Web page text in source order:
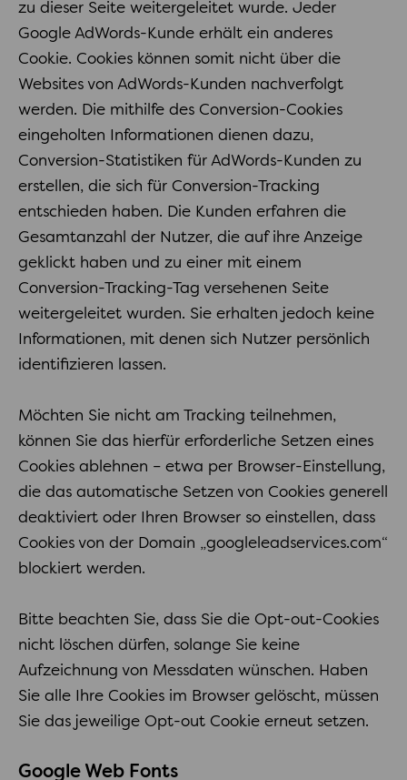
zu dieser Seite weitergeleitet wurde. Jeder
Google AdWords-Kunde erhält ein anderes
Cookie. Cookies können somit nicht über die
Websites von AdWords-Kunden nachverfolgt
werden. Die mithilfe des Conversion-Cookies
eingeholten Informationen dienen dazu,
Conversion-Statistiken für AdWords-Kunden zu
erstellen, die sich für Conversion-Tracking
entschieden haben. Die Kunden erfahren die
Gesamtanzahl der Nutzer, die auf ihre Anzeige
geklickt haben und zu einer mit einem
Conversion-Tracking-Tag versehenen Seite
weitergeleitet wurden. Sie erhalten jedoch keine
Informationen, mit denen sich Nutzer persönlich
identifizieren lassen.
Möchten Sie nicht am Tracking teilnehmen,
können Sie das hierfür erforderliche Setzen eines
Cookies ablehnen – etwa per Browser-Einstellung,
die das automatische Setzen von Cookies generell
deaktiviert oder Ihren Browser so einstellen, dass
Cookies von der Domain „googleleadservices.com“
blockiert werden.
Bitte beachten Sie, dass Sie die Opt-out-Cookies
nicht löschen dürfen, solange Sie keine
Aufzeichnung von Messdaten wünschen. Haben
Sie alle Ihre Cookies im Browser gelöscht, müssen
Sie das jeweilige Opt-out Cookie erneut setzen.
Google Web Fonts